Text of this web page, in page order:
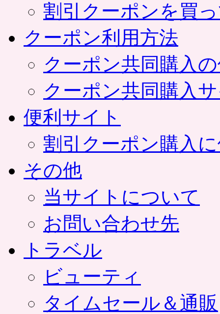
割引クーポンを買
クーポン利用方法
クーポン共同購入
クーポン共同購入
便利サイト
割引クーポン購入
その他
当サイトについて
お問い合わせ先
トラベル
ビューティ
タイムセール＆通販